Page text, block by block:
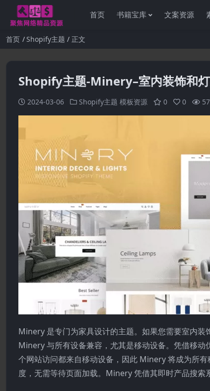
首页 书籍宝库 文案资源
首页 Shopify主题 正文
Shopify主题-Minery–室内装饰和
2024-03-06 Shopify主题 模板资源 0 0 57
Minery 是专门为家具设计的主题。如果您需要室内
Minery 与所有设备兼容，尤其是移动设备。凭借移
个网站访问都来自移动设备，因此 Minery 将成为所
度，无需等待页面加载。Minery 凭借其即时产品搜索